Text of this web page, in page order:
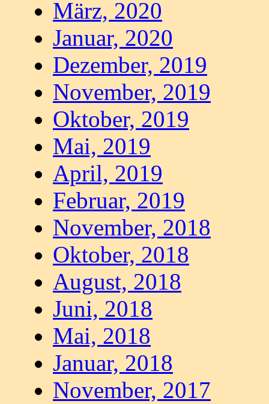
März, 2020
Januar, 2020
Dezember, 2019
November, 2019
Oktober, 2019
Mai, 2019
April, 2019
Februar, 2019
November, 2018
Oktober, 2018
August, 2018
Juni, 2018
Mai, 2018
Januar, 2018
November, 2017